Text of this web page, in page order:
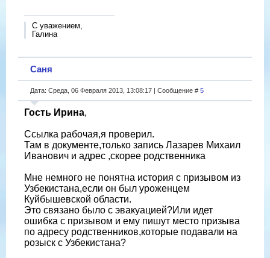
С уважением,
Галина
Саня
Дата: Среда, 06 Февраля 2013, 13:08:17 | Сообщение # 5
Гость Ирина,
Ссылка рабочая,я проверил.
Там в документе,только запись Лазарев Михаил
Иванович и адрес ,скорее родственника
Мне немного не понятна история с призывом из
Узбекистана,если он был уроженцем
Куйбышевской области.
Это связано было с эвакуацией?Или идет
ошибка с призывом и ему пишут место призыва
по адресу родственников,которые подавали на
розыск с Узбекистана?